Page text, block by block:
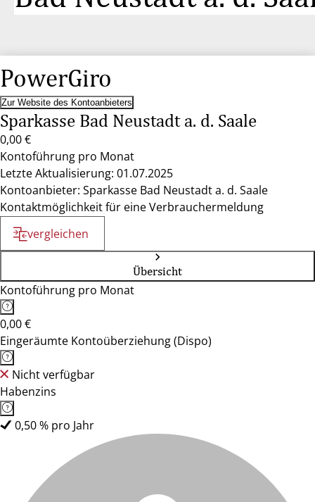
PowerGiro
Zur Website des Kontoanbieters
Sparkasse Bad Neustadt a. d. Saale
0,00 €
Kontoführung pro Monat
Letzte Aktualisierung: 01.07.2025
Kontoanbieter: Sparkasse Bad Neustadt a. d. Saale
Kontaktmöglichkeit für eine Verbrauchermeldung
vergleichen
Übersicht
Kontoführung pro Monat
0,00 €
Eingeräumte Kontoüberziehung (Dispo)
Nicht verfügbar
Habenzins
0,50 % pro Jahr